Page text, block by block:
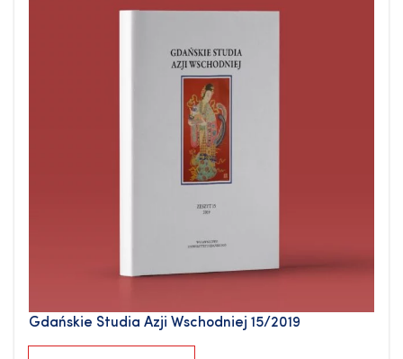
Gdańskie Studia Azji Wschodniej 15/2019